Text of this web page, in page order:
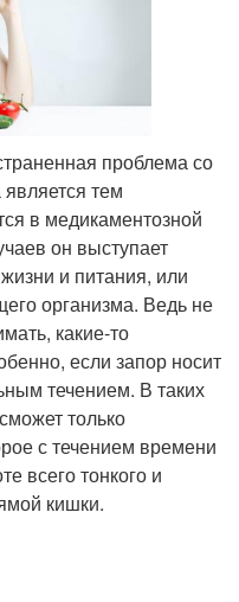
проблема со
тем
в медикаментозной
он выступает
и питания, или
организма. Ведь не
какие-то
если запор носит
течением. В таких
только
с течением времени
всего тонкого и
кишки.